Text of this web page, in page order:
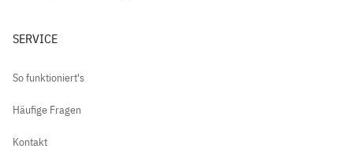
SERVICE
So funktioniert's
Häufige Fragen
Kontakt